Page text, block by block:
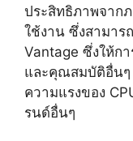
ประสิทธิภาพจาก
ใช้งาน ซึ่งสามาร
Vantage ซึ่งให้ก
และคุณสมบัติอื่นๆ
ความแรงของ
รนด์อื่นๆ